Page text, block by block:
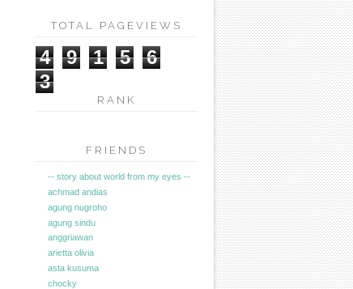
TOTAL PAGEVIEWS
4 9 1 5
6
3
RANK
FRIENDS
-- story about world from my eyes --
achmad andias
agung nugroho
agung sindu
anggriawan
arietta olivia
asta kusuma
chocky